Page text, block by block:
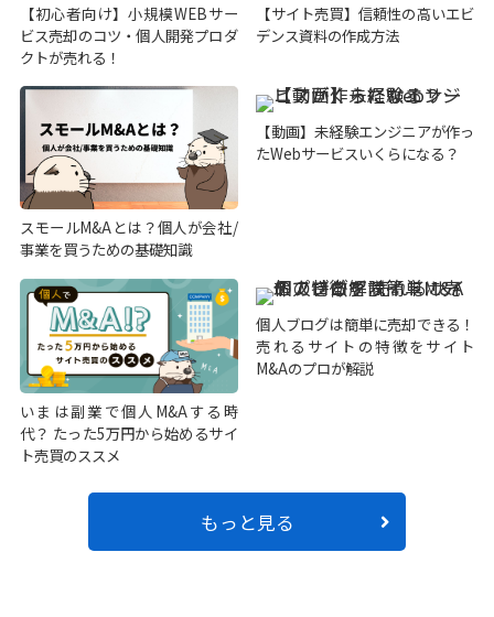
【初心者向け】小規模WEBサー
ビス売却のコツ・個人開発プロダ
クトが売れる！
【サイト売買】信頼性の高いエビ
デンス資料の作成方法
スモールM&Aとは？個人が会社/
事業を買うための基礎知識
【動画】未経験エンジニアが作っ
たWebサービスいくらになる？
いまは副業で個人M&Aする時
代？ たった5万円から始めるサイ
ト売買のススメ
個人ブログは簡単に売却できる！
売れるサイトの特徴をサイト
M&Aのプロが解説
もっと見る